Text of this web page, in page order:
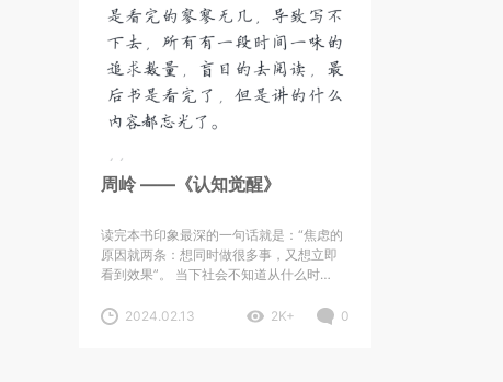
周岭 ——《认知觉醒》
读完本书印象最深的一句话就是：“焦虑的
原因就两条：想同时做很多事，又想立即
看到效果”。 当下社会不知道从什么时…
2024.02.13 2K+ 0